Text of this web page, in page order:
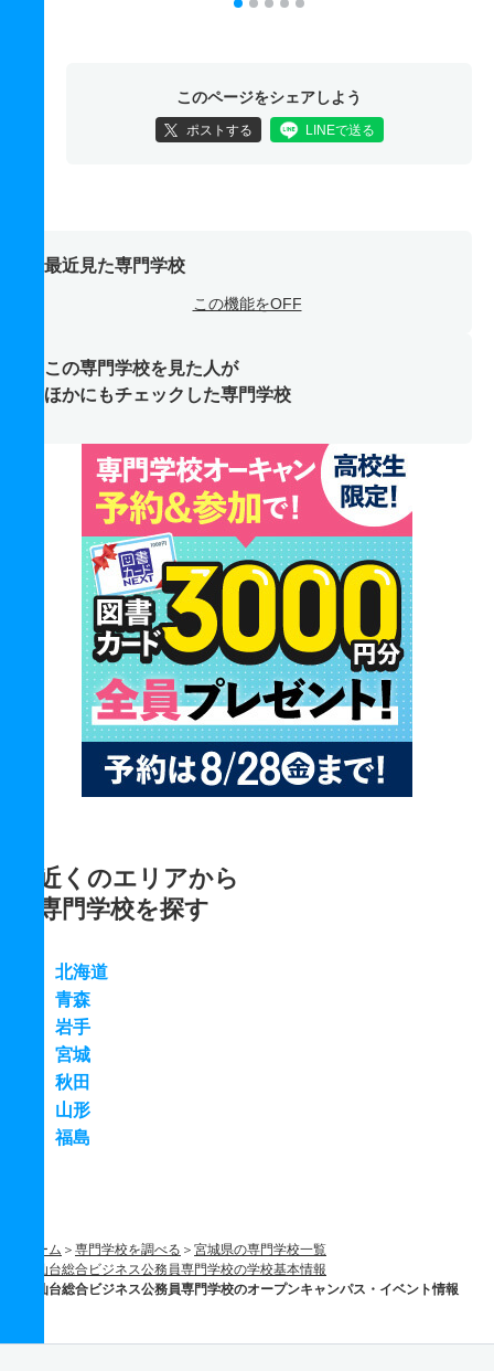
このページをシェアしよう
ポストする LINEで送る
最近見た専門学校
この機能をOFF
この専門学校を見た人が
ほかにもチェックした専門学校
近くのエリアから
専門学校を探す
北海道
青森
岩手
宮城
秋田
山形
福島
ホーム 専門学校を調べる
宮城県の専門学校一覧
仙台総合ビジネス公務員専門学校の学校基本情報
仙台総合ビジネス公務員専門学校のオープンキャンパス・イベント情報